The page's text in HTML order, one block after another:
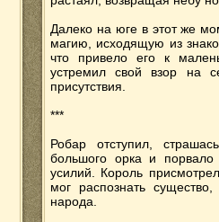
Далеко на юге в этот же
магию, исходящую из
что привело его к
устремил свой взор на
присутствия.
***
Робар отступил,
большого орка и
усилий. Король
мог распознать
народа.